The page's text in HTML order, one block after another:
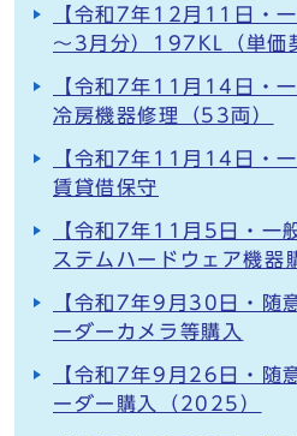
【令和7年12月11日・
～3月分）197KL（単価
【令和7年11月14日・
冷房機器修理（53両）
【令和7年11月14日・
賃貸借保守
【令和7年11月5日・一
ステムハードウェア機器
【令和7年9月30日・随
ーダーカメラ等購入
【令和7年9月26日・随
ーダー購入（2025）